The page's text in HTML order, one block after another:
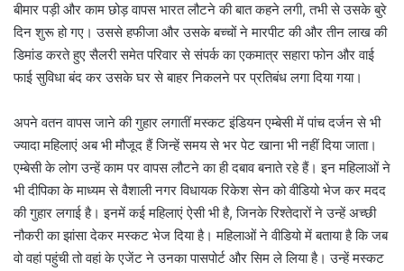
बीमार पड़ी और काम छोड़ वापस भारत लौटने की बात कहने लगी, तभी से उसके बुरे
दिन शुरू हो गए। उससे हफीजा और उसके बच्चों ने मारपीट की और तीन लाख की
डिमांड करते हुए सैलरी समेत परिवार से संपर्क का एकमात्र सहारा फोन और वाई
फाई सुविधा बंद कर उसके घर से बाहर निकलने पर प्रतिबंध लगा दिया गया।
अपने वतन वापस जाने की गुहार लगातीं मस्कट इंडियन एम्बेसी में पांच दर्जन से भी
ज्यादा महिलाएं अब भी मौजूद हैं जिन्हें समय से भर पेट खाना भी नहीं दिया जाता।
एम्बेसी के लोग उन्हें काम पर वापस लौटने का ही दबाव बनाते रहे हैं। इन महिलाओं ने
भी दीपिका के माध्यम से वैशाली नगर विधायक रिकेश सेन को वीडियो भेज कर मदद
की गुहार लगाई है। इनमें कई महिलाएं ऐसी भी है, जिनके रिश्तेदारों ने उन्हें अच्छी
नौकरी का झांसा देकर मस्कट भेज दिया है। महिलाओं ने वीडियो में बताया है कि जब
वो वहां पहुंची तो वहां के एजेंट ने उनका पासपोर्ट और सिम ले लिया है। उन्हें मस्कट